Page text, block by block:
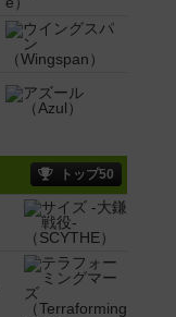
トップ50